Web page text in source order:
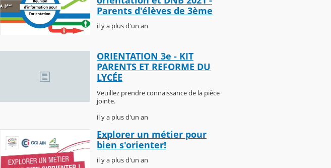
Parents d'élèves de 3ème
il y a plus d'un an
ORIENTATION 3e - KIT
PARENTS ET REFORME DU
LYCÉE
Veuillez prendre connaissance de la pièce
jointe.
il y a plus d'un an
Explorer un métier pour
bien s'orienter!
il y a plus d'un an